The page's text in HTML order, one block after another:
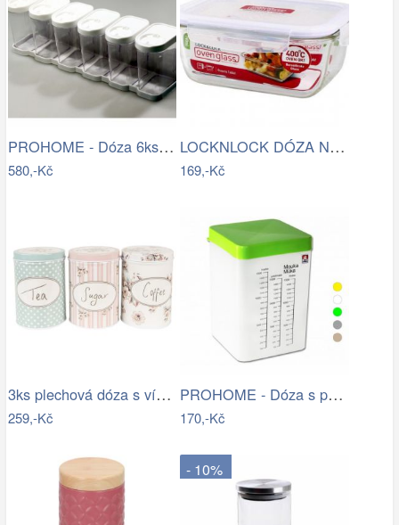
PROHOME - Dóza 6ks se sypacím otvorem
580,-Kč
LOCKNLOCK DÓZA NA POTRAVINY,…
169,-Kč
3ks plechová dóza s víkem a květy Tea…
259,-Kč
PROHOME - Dóza s potiskem 2500ml různé…
170,-Kč
- 10%